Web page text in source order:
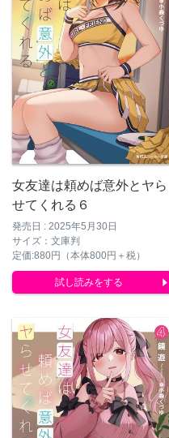
女友達は頼めば意外とヤら
せてくれる６
発売日 : 2025年5月30日
サイズ：文庫判
定価:880円（本体800円＋税）
試し読みをする